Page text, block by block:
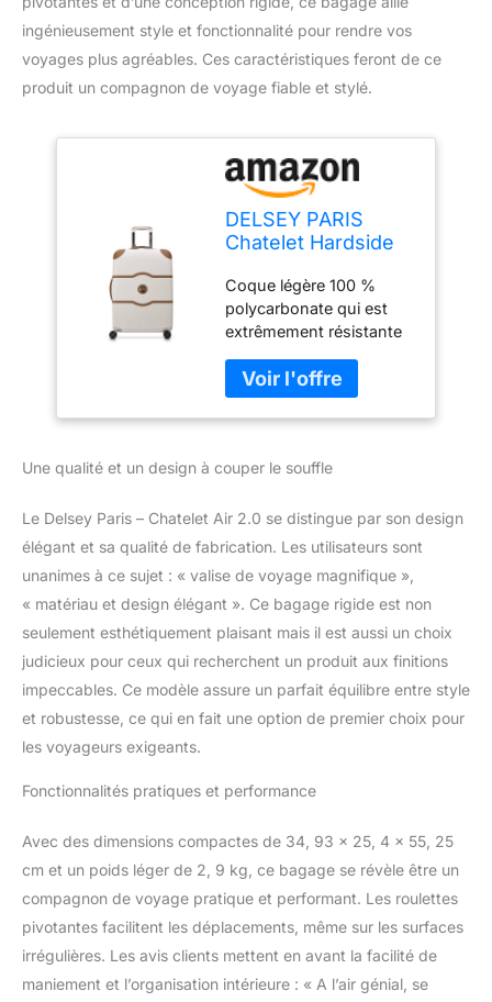
ingénieusement style et fonctionnalité pour rendre vos
voyages plus agréables. Ces caractéristiques feront de ce
produit un compagnon de voyage fiable et stylé.
DELSEY PARIS
Chatelet Hardside
roulettes
pivotantes, Angora,
Carry-on 19 inch,
Chatelet Air 2.0
Bagage Rigide avec
roulettes pivotantes
Coque légère 100 %
polycarbonate qui est
extrêmement résistante
casse; conçue avec des
accents élégants en cuir
synthétique avec des
supplémentaires pour
densité, les roues
pivotantes à double
base stable avec un
roulement
multidirectionnel sans
poids sur votre main
port USB offre une
connexion sans
pratique (chargeur non
combinaison 3 chiffres
approuvée par la TSA
pour plus de sécurité ;
dispose d'une fermeture
éclair SECURITECH
brevetée, un système de
fermeture qui est 3 fois
Une qualité et un design à couper le souffle
Le Delsey Paris – Chatelet Air 2.0 se distingue par son design
élégant et sa qualité de fabrication. Les utilisateurs sont
unanimes à ce sujet : « valise de voyage magnifique »,
« matériau et design élégant ». Ce bagage rigide est non
seulement esthétiquement plaisant mais il est aussi un choix
judicieux pour ceux qui recherchent un produit aux finitions
impeccables. Ce modèle assure un parfait équilibre entre style
et robustesse, ce qui en fait une option de premier choix pour
les voyageurs exigeants.
Fonctionnalités pratiques et performance
Avec des dimensions compactes de 34, 93 x 25, 4 x 55, 25
cm et un poids léger de 2, 9 kg, ce bagage se révèle être un
compagnon de voyage pratique et performant. Les roulettes
pivotantes facilitent les déplacements, même sur les surfaces
irrégulières. Les avis clients mettent en avant la facilité de
maniement et l’organisation intérieure : « A l’air génial, se